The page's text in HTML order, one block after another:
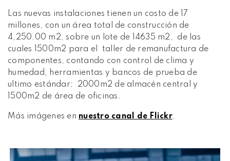
Las nuevas instalaciones tienen un costo de 17
millones, con un área total de construcción de
4,250.00 m2, sobre un lote de 14635 m2, de las
cuales 1500m2 para el taller de remanufactura de
componentes, contando con control de clima y
humedad, herramientas y bancos de prueba de
ultimo estándar; 2000m2 de almacén central y
1500m2 de área de oficinas.
Más imágenes en nuestro canal de Flickr.